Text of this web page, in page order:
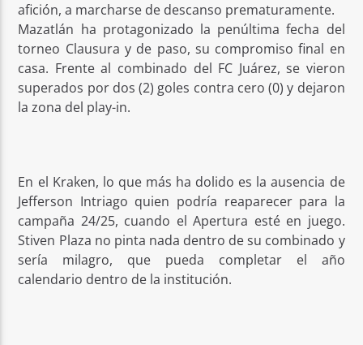
afición, a marcharse de descanso prematuramente.
Mazatlán ha protagonizado la penúltima fecha del
torneo Clausura y de paso, su compromiso final en
casa. Frente al combinado del FC Juárez, se vieron
superados por dos (2) goles contra cero (0) y dejaron
la zona del play-in.
En el Kraken, lo que más ha dolido es la ausencia de
Jefferson Intriago quien podría reaparecer para la
campaña 24/25, cuando el Apertura esté en juego.
Stiven Plaza no pinta nada dentro de su combinado y
sería milagro, que pueda completar el año
calendario dentro de la institución.